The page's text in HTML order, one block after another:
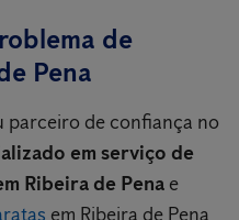
de
Pena
parceiro de confiança no
em serviço de
Ribeira de Pena e
em Ribeira de Pena